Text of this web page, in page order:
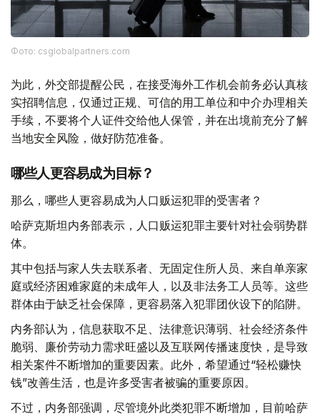
Фото: csglobalpartners.com
为此，外交部提醒公民，在接受海外工作机会前务必认真核
实招聘信息，仅通过正规、可信的用工单位和中介办理相关
手续，不要将个人证件交给他人保管，并在出境前充分了解
当地安全风险，做好防范准备。
哪些人更容易成为目标？
那么，哪些人更容易成为人口贩运犯罪的受害者？
哈萨克斯坦内务部表示，人口贩运犯罪主要针对社会弱势群
体。
其中包括与家人失去联系者、无固定住所人员、来自单亲家
庭或经济困难家庭的未成年人，以及非法务工人员等。这些
群体由于缺乏社会保障，更容易落入犯罪团伙设下的陷阱。
内务部认为，信息获取不足、法律意识薄弱、社会经济条件
脆弱、廉价劳动力需求旺盛以及互联网传播速度快，是导致
相关案件不断增加的重要因素。此外，希望通过“轻松赚快
钱”改善生活，也是许多受害者被骗的重要原因。
不过，内务部强调，尽管境外此类犯罪不断增加，目前哈萨